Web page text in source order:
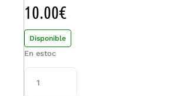
10.00€
Disponible
En estoc